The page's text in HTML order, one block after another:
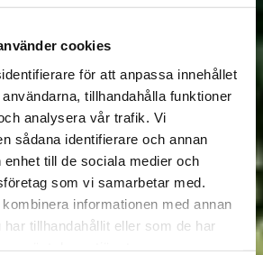
cookies
för att anpassa innehållet
tillhandahålla funktioner
analysera vår trafik. Vi
sådana identifierare och annan
enhet till de sociala medier och
som vi samarbetar med.
informationen med annan
tillhandahållit eller som de har